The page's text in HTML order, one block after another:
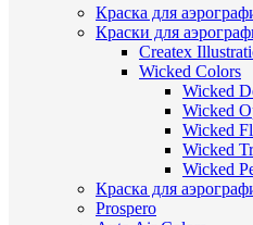
Краска для
Краски для
Createx
Wicked Colors
Wicked
Wicked
Wicked
Wicked
Wicked
Краска для
Prospero